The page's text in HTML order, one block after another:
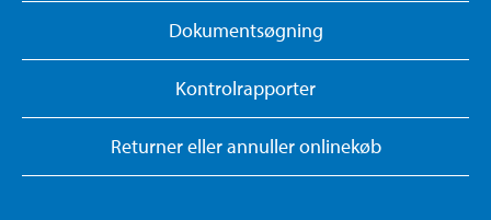
Dokumentsøgning
Kontrolrapporter
Returner eller annuller onlinekøb